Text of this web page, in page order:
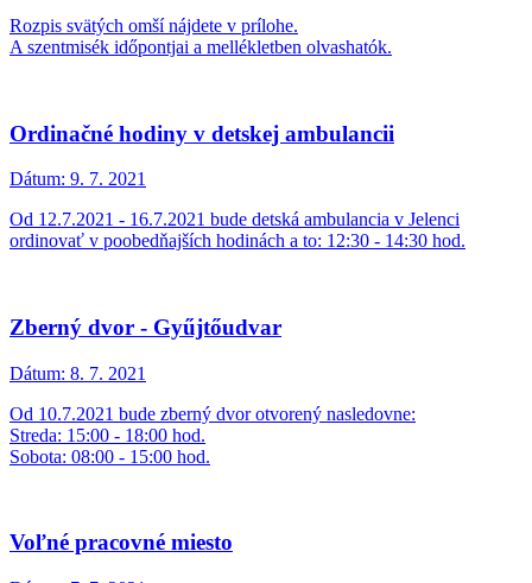
Rozpis svätých omší nájdete v prílohe.
A szentmisék időpontjai a mellékletben olvashatók.
Ordinačné hodiny v detskej ambulancii
Dátum: 9. 7. 2021
Od 12.7.2021 - 16.7.2021 bude detská ambulancia v Jelenci
ordinovať v poobedňajších hodinách a to: 12:30 - 14:30 hod.
Zberný dvor - Gyűjtőudvar
Dátum: 8. 7. 2021
Od 10.7.2021 bude zberný dvor otvorený nasledovne:
Streda: 15:00 - 18:00 hod.
Sobota: 08:00 - 15:00 hod.
Voľné pracovné miesto